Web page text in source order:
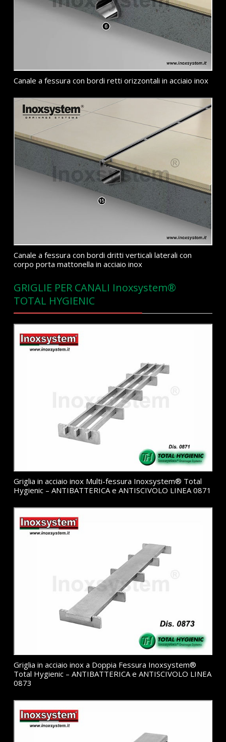
Canale a fessura con bordi retti orizzontali in acciaio inox
Canale a fessura con bordi dritti verticali laterali con
corpo porta mattonella in acciaio inox
GRIGLIE PER CANALI Inoxsystem®
TOTAL HYGIENIC
Griglia in acciaio inox Multi-fessura Inoxsystem® Total
Hygienic – ANTIBATTERICA e ANTISCIVOLO LINEA 0871
Griglia in acciaio inox a Doppia Fessura Inoxsystem®
Total Hygienic – ANTIBATTERICA e ANTISCIVOLO LINEA
0873